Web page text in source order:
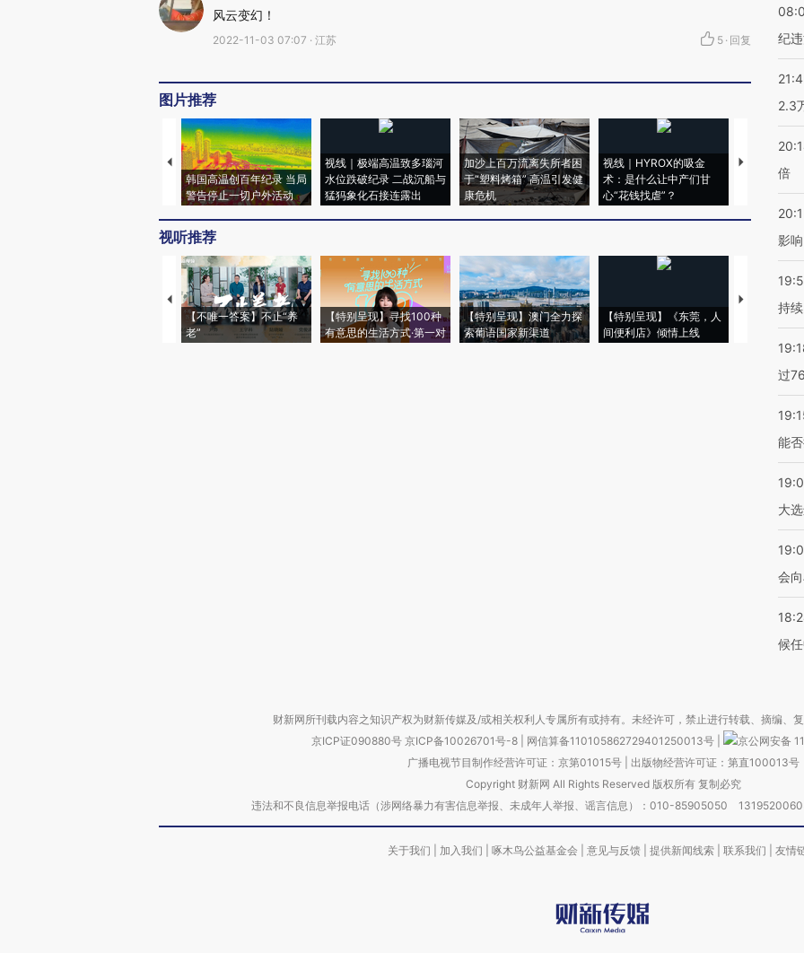
风云变幻！
2022-11-03 07:07 · 江苏 5 · 回复
图片推荐
韩国高温创百年纪录 当局
警告停止一切户外活动
视线｜极端高温致多瑙河
水位跌破纪录 二战沉船与
猛犸象化石接连露出
加沙上百万流离失所者困
于“塑料烤箱” 高温引发健
康危机
视线｜HYROX的吸金
术：是什么让中产们甘
心“花钱找虐”？
马航飞行员
粒摇头丸
视听推荐
【不唯一答案】不止“养
老”
【特别呈现】寻找100种
有意思的生活方式·第一对
【特别呈现】澳门全力探
索葡语国家新渠道
【特别呈现】《东莞，人
间便利店》倾情上线
【推广】走
会，让数智
纪
2.3
倍
影
持
过
能
大
会
候
财新网所刊载内容之知识产权为财新传媒及/或相关权利人专属所有或持有。未经许可，禁止进行转载、摘编、
京ICP证090880号 京ICP备10026701号-8 网信算备110105862729401250013号
京公网安备
广播电视节目制作经营许可证：京第01015号| 出版物经营许可证：第直100013号
Copyright 财新网 All Rights Reserved 版权所有 复制必究
违法和不良信息举报电话（涉网络暴力有害信息举报、未成年人举报、谣言信息）：010-85905050
关于我们 加入我们 啄木鸟公益基金会 意见与反馈 提供新闻线索 联系我们 友情